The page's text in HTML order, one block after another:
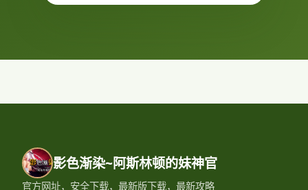
影色渐染~阿斯林顿的妹神官
官方网址，安全下载，最新版下载，最新攻略